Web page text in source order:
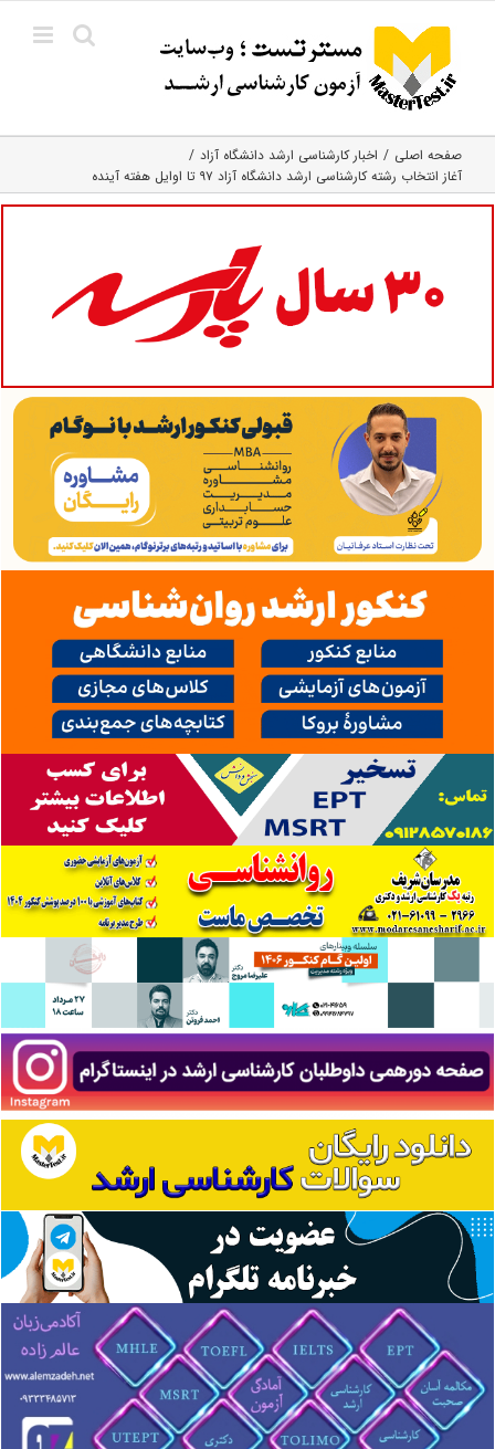
content
صفحه اصلی
اخبار کارشناسی ارشد دانشگاه آزاد
آغاز انتخاب رشته کارشناسی‌ ارشد دانشگاه آزاد ۹۷ تا اوایل هفته آینده